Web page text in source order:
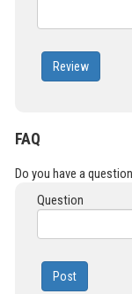
Review
FAQ
Do you have a
Question
Post